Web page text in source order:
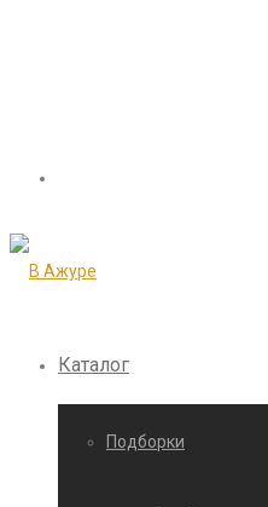
Каталог
Подборки